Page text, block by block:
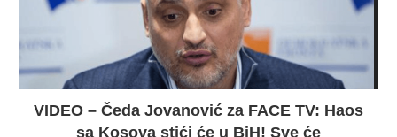
VIDEO – Čeda Jovanović za FACE TV: Haos
sa Kosova stići će u BiH! Sve će